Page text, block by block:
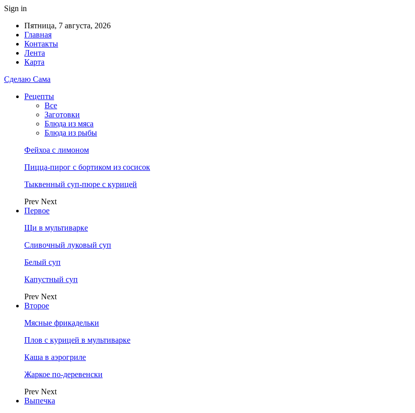
Sign in
Пятница, 7 августа, 2026
Главная
Контакты
Лента
Карта
Сделаю Сама
Рецепты
Все
Заготовки
Блюда из мяса
Блюда из рыбы
Фейхоа с лимоном
Пицца-пирог с бортиком из сосисок
Тыквенный суп-пюре с курицей
Prev Next
Первое
Щи в мультиварке
Сливочный луковый суп
Белый суп
Капустный суп
Prev Next
Второе
Мясные фрикадельки
Плов с курицей в мультиварке
Каша в аэрогриле
Жаркое по-деревенски
Prev Next
Выпечка